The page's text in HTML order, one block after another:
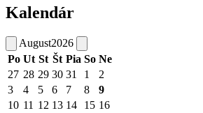
Kalendár
August2026
Po Ut St Št Pia So Ne
27 28 29 30 31 1
2
3
4 5 6 7 8
9
10 11 12 13 14 15 16